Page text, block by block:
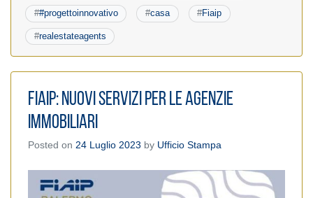
##progettoinnovativo #casa #Fiaip
#realestateagents
Fiaip: Nuovi servizi per le agenzie
immobiliari
Posted on 24 Luglio 2023 by Ufficio Stampa